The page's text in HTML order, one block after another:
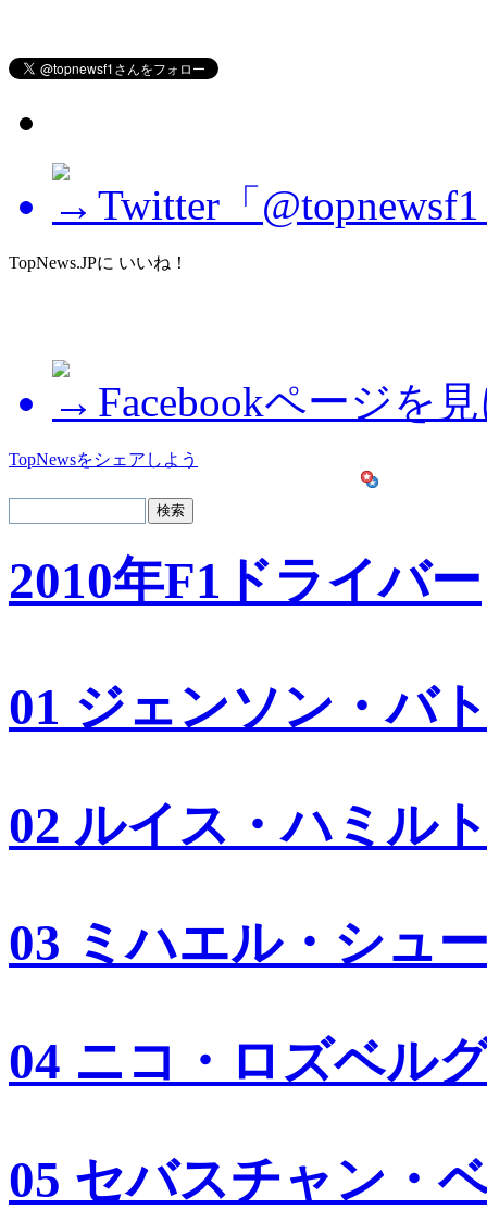
Twitter「
TopNews.JPに いいね！
Facebookページを
TopNewsをシェアしよう
2010年F1ドライバー
01 ジェンソン・バ
02 ルイス・ハミル
03 ミハエル・シュ
04 ニコ・ロズベル
05 セバスチャン・